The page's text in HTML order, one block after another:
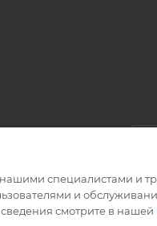
специалистами и
и
смотрите в нашей